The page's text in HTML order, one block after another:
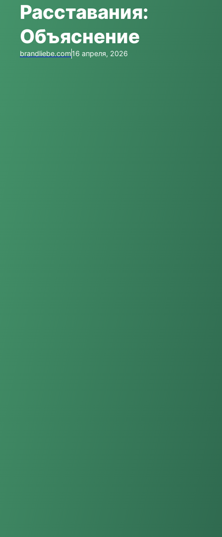
Расставания:
Объяснение
brandliebe.com16 апреля, 2026